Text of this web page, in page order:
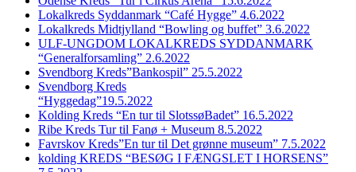
Lokalkreds Syddanmark “Café Hygge” 4.6.2022
Lokalkreds Midtjylland “Bowling og buffet” 3.6.2022
ULF-UNGDOM LOKALKREDS SYDDANMARK
“Generalforsamling” 2.6.2022
Svendborg Kreds”Bankospil” 25.5.2022
Svendborg Kreds
“Hyggedag”19.5.2022
Kolding Kreds “En tur til SlotssøBadet” 16.5.2022
Ribe Kreds Tur til Fanø + Museum 8.5.2022
Favrskov Kreds”En tur til Det grønne museum” 7.5.2022
kolding KREDS “BESØG I FÆNGSLET I HORSENS”